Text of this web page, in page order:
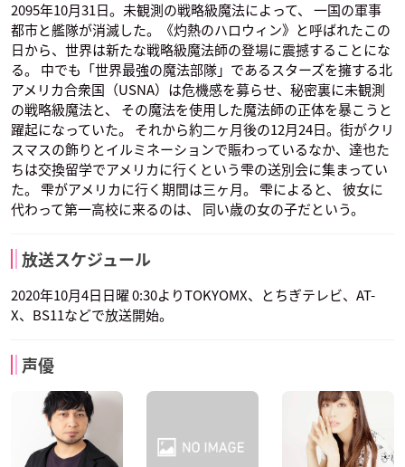
2095年10月31日。未観測の戦略級魔法によって、 一国の軍事
都市と艦隊が消滅した。《灼熱のハロウィン》と呼ばれたこの
日から、世界は新たな戦略級魔法師の登場に震撼することにな
る。 中でも「世界最強の魔法部隊」であるスターズを擁する北
アメリカ合衆国（USNA）は危機感を募らせ、秘密裏に未観測
の戦略級魔法と、 その魔法を使用した魔法師の正体を暴こうと
躍起になっていた。 それから約二ヶ月後の12月24日。街がクリ
スマスの飾りとイルミネーションで賑わっているなか、達也た
ちは交換留学でアメリカに行くという雫の送別会に集まってい
た。 雫がアメリカに行く期間は三ヶ月。 雫によると、 彼女に
代わって第一高校に来るのは、 同い歳の女の子だという。
放送スケジュール
2020年10月4日日曜 0:30よりTOKYOMX、とちぎテレビ、AT-
X、BS11などで放送開始。
声優